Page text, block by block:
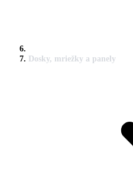
Dosky, mriežky a panely